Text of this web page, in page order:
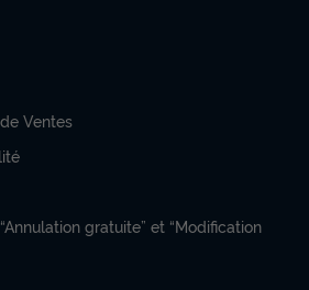
Ventes
gratuite” et “Modification